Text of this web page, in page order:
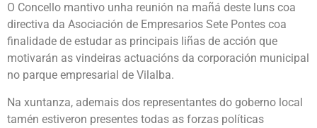
O Concello mantivo unha reunión na mañá deste luns coa
directiva da Asociación de Empresarios Sete Pontes coa
finalidade de estudar as principais liñas de acción que
motivarán as vindeiras actuacións da corporación municipal
no parque empresarial de Vilalba.
Na xuntanza, ademais dos representantes do goberno local
tamén estiveron presentes todas as forzas políticas